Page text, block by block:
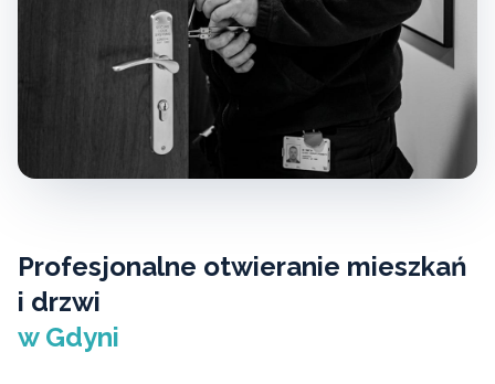
Profesjonalne otwieranie mieszkań
i drzwi
w Gdyni